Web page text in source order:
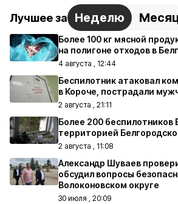
Лучшее за Неделю
Более 100 кг мясной
на полигоне отходов в
4 августа , 12:44
Беспилотник атаковал
в Короче, пострадали
2 августа , 21:11
Более 200 беспилотников
территорией
2 августа , 11:08
Александр Шуваев
обсудил вопросы
Волоконовском округе
30 июля , 20:09